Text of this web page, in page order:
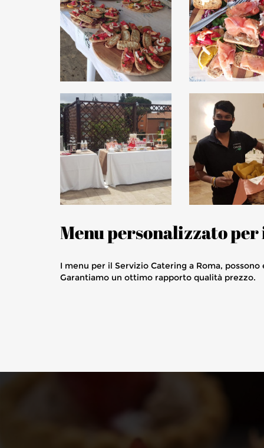
Menu personalizzato
I menu per il Servizio Catering a Roma,
Garantiamo un ottimo rapporto qualità prezzo.